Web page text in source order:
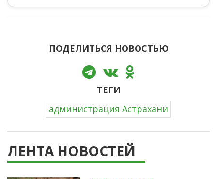
ПОДЕЛИТЬСЯ НОВОСТЬЮ
ТЕГИ
администрация Астрахани
ЛЕНТА НОВОСТЕЙ